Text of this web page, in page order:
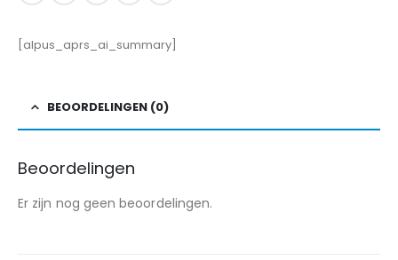
[alpus_aprs_ai_summary]
BEOORDELINGEN (0)
Beoordelingen
Er zijn nog geen beoordelingen.